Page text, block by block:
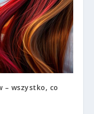
– wszystko, co